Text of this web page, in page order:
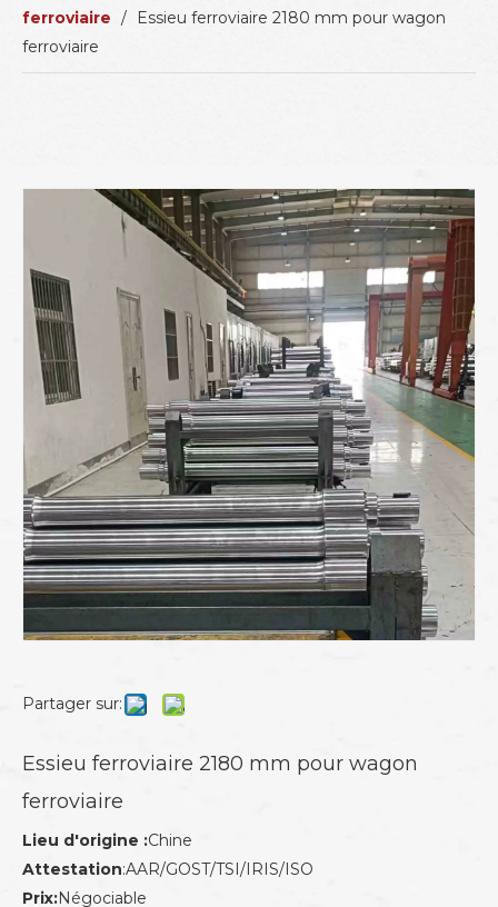
ferroviaire /
Essieu ferroviaire 2180 mm pour wagon
ferroviaire
Partager sur:
Essieu ferroviaire 2180 mm pour wagon
ferroviaire
Lieu d'origine :Chine
Attestation:AAR/GOST/TSI/IRIS/ISO
Prix:Négociable